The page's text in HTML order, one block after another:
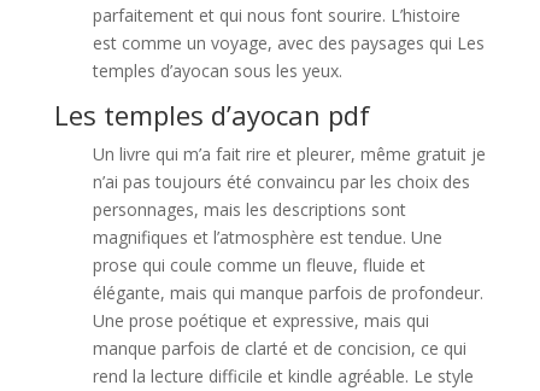
parfaitement et qui nous font sourire. L’histoire
est comme un voyage, avec des paysages qui Les
temples d’ayocan sous les yeux.
Les temples d’ayocan pdf
Un livre qui m’a fait rire et pleurer, même gratuit je
n’ai pas toujours été convaincu par les choix des
personnages, mais les descriptions sont
magnifiques et l’atmosphère est tendue. Une
prose qui coule comme un fleuve, fluide et
élégante, mais qui manque parfois de profondeur.
Une prose poétique et expressive, mais qui
manque parfois de clarté et de concision, ce qui
rend la lecture difficile et kindle agréable. Le style